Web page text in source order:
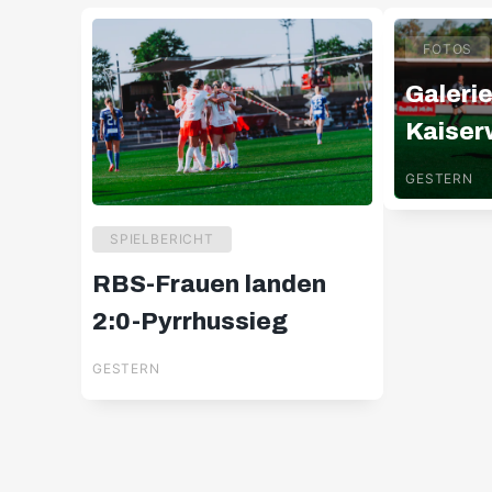
SPIELBERICHT
RBS-Frauen landen
2:0-Pyrrhussieg
GESTERN
FOTOS
GESTERN